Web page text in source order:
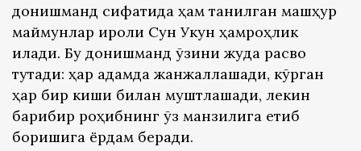
донишманд сифатида ҳам танилган машҳур
маймунлар қироли Сун Укун ҳамроҳлик
қилади. Бу донишманд ўзини жуда расво
тутади: ҳар қадамда жанжаллашади, кўрган
ҳар бир киши билан муштлашади, лекин
барибир роҳибнинг ўз манзилига етиб
боришига ёрдам беради.